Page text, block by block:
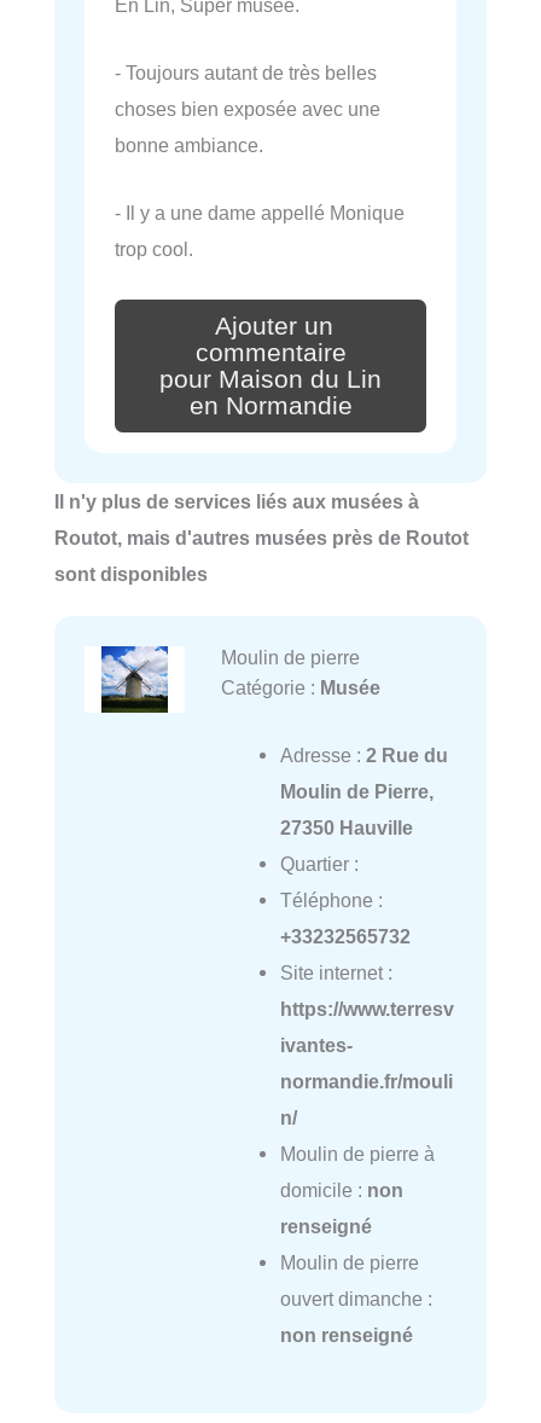
En Lin, Super musée.
- Toujours autant de très belles
choses bien exposée avec une
bonne ambiance.
- Il y a une dame appellé Monique
trop cool.
Ajouter un
commentaire
pour Maison du Lin
en Normandie
Il n'y plus de services liés aux musées à
Routot, mais d'autres musées près de Routot
sont disponibles
Moulin de pierre
Catégorie : Musée
Adresse : 2 Rue du
Moulin de Pierre,
27350 Hauville
Quartier :
Téléphone :
+33232565732
Site internet :
https://www.terresv
ivantes-
normandie.fr/mouli
n/
Moulin de pierre à
domicile : non
renseigné
Moulin de pierre
ouvert dimanche :
non renseigné